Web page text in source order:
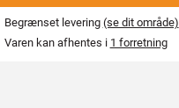
Begrænset levering (se dit område)
Varen kan afhentes i 1 forretning